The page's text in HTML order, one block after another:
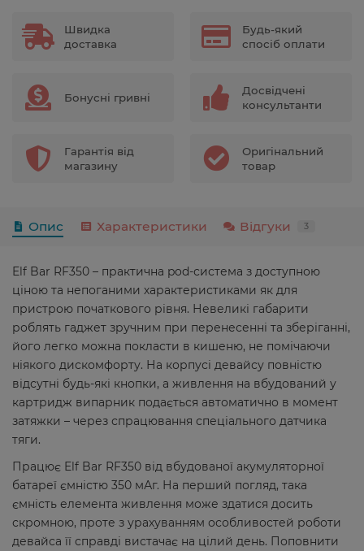
Швидка
доставка
Будь-який
спосіб оплати
Бонусні гривні
Досвідчені
консультанти
Гарантія від
магазину
Оригінальний
товар
Опис Характеристики Відгуки 3
Elf Bar RF350 – практична pod-система з доступною
ціною та непоганими характеристиками як для
пристрою початкового рівня. Невеликі габарити
роблять гаджет зручним при перенесенні та зберіганні,
його легко можна покласти в кишеню, не помічаючи
ніякого дискомфорту. На корпусі девайсу повністю
відсутні будь-які кнопки, а живлення на вбудований у
картридж випарник подається автоматично в момент
затяжки – через спрацювання спеціального датчика
тяги.
Працює Elf Bar RF350 від вбудованої акумуляторної
батареї ємністю 350 мАг. На перший погляд, така
ємність елемента живлення може здатися досить
скромною, проте з урахуванням особливостей роботи
девайса її справді вистачає на цілий день. Поповнити